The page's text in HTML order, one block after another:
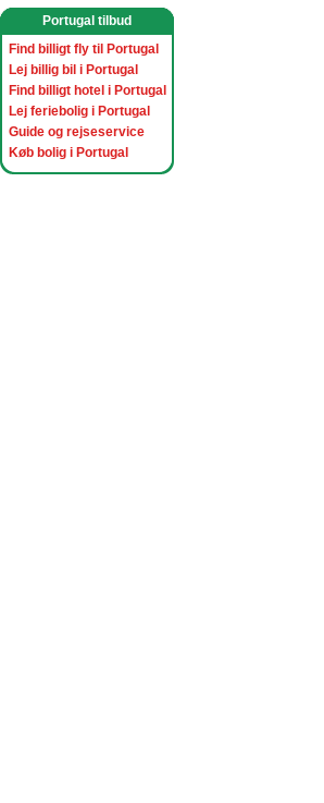
Portugal tilbud
Find billigt fly til Portugal
Lej billig bil i Portugal
Find billigt hotel i Portugal
Lej feriebolig i Portugal
Guide og rejseservice
Køb bolig i Portugal